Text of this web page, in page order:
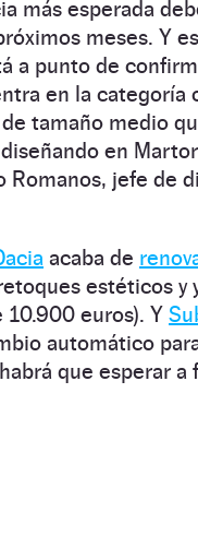
más esperada
meses. Y
a punto de
en la categoría
tamaño medio
en
Romanos, jefe de
acaba de
estéticos y
10.900 euros). Y
automático
que esperar a